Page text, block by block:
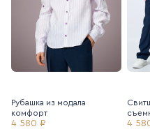
Рубашка из модала
комфорт
4 580 ₽ 4